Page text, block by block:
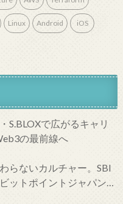
Linux Android iOS
S.BLOXで広がるキャリ
の最前線へ
らないカルチャー。SBI
ットポイントジャパンの
た！